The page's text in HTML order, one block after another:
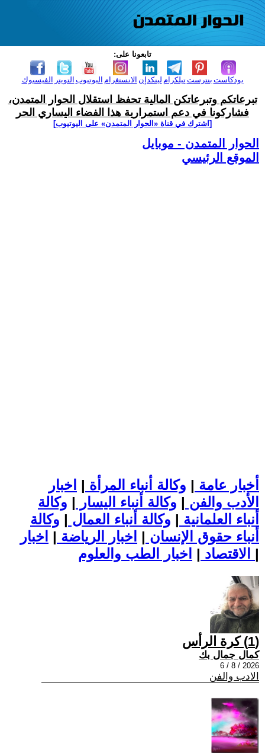
تابعونا على:
الفيسبوك التويتر اليوتيوب الانستغرام لينكدإن تيلكرامبنترست بودكاست
تبرعاتكم وتبرعاتكن المالية تحفظ استقلال الحوار المتمدن،
فشاركونا في دعم استمرارية هذا الفضاء اليساري الحر
[اشترك في قناة ‫«الحوار المتمدن» على اليوتيوب]
الحوار المتمدن - موبايل
الموقع الرئيسي
أخبار عامة | وكالة أنباء المرأة | اخبار
الأدب والفن | وكالة أنباء اليسار | وكالة
أنباء العلمانية | وكالة أنباء العمال | وكالة
أنباء حقوق الإنسان | اخبار الرياضة | اخبار
الاقتصاد | |
(1) كرة الرأس
كمال جمال بك
2026 / 8 / 6
الادب والفن